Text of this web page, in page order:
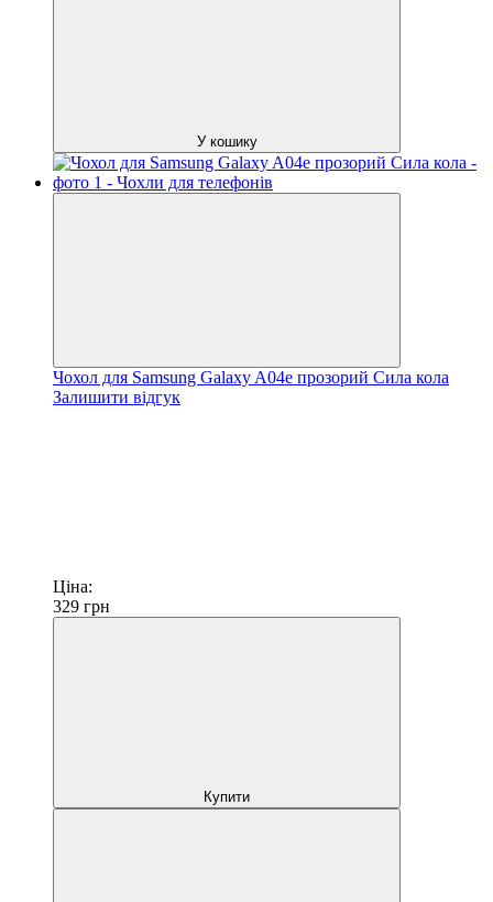
У кошику
Чохол для Samsung Galaxy A04e прозорий Сила кола
Залишити відгук
Ціна:
329 грн
Купити